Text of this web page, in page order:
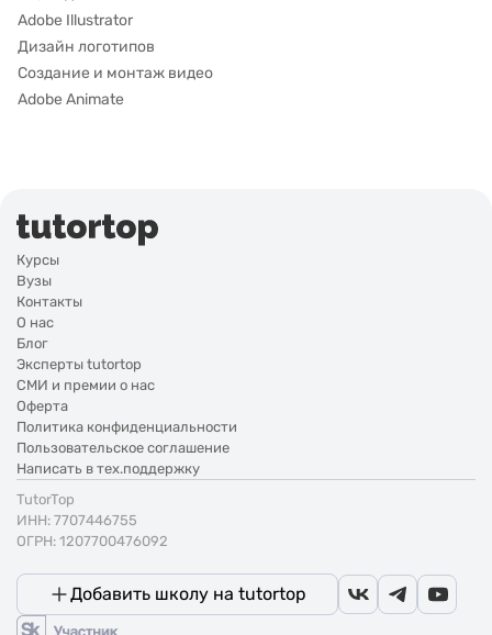
Adobe Illustrator
Дизайн логотипов
Создание и монтаж видео
Adobe Animate
Курсы
Вузы
Контакты
О нас
Блог
Эксперты tutortop
СМИ и премии о нас
Оферта
Политика конфиденциальности
Пользовательское соглашение
Написать в тех.поддержку
TutorTop
ИНН: 7707446755
ОГРН: 1207700476092
Добавить школу на tutortop